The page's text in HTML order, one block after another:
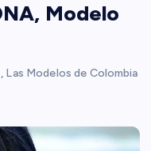
Modelo
, Las Modelos de Colombia